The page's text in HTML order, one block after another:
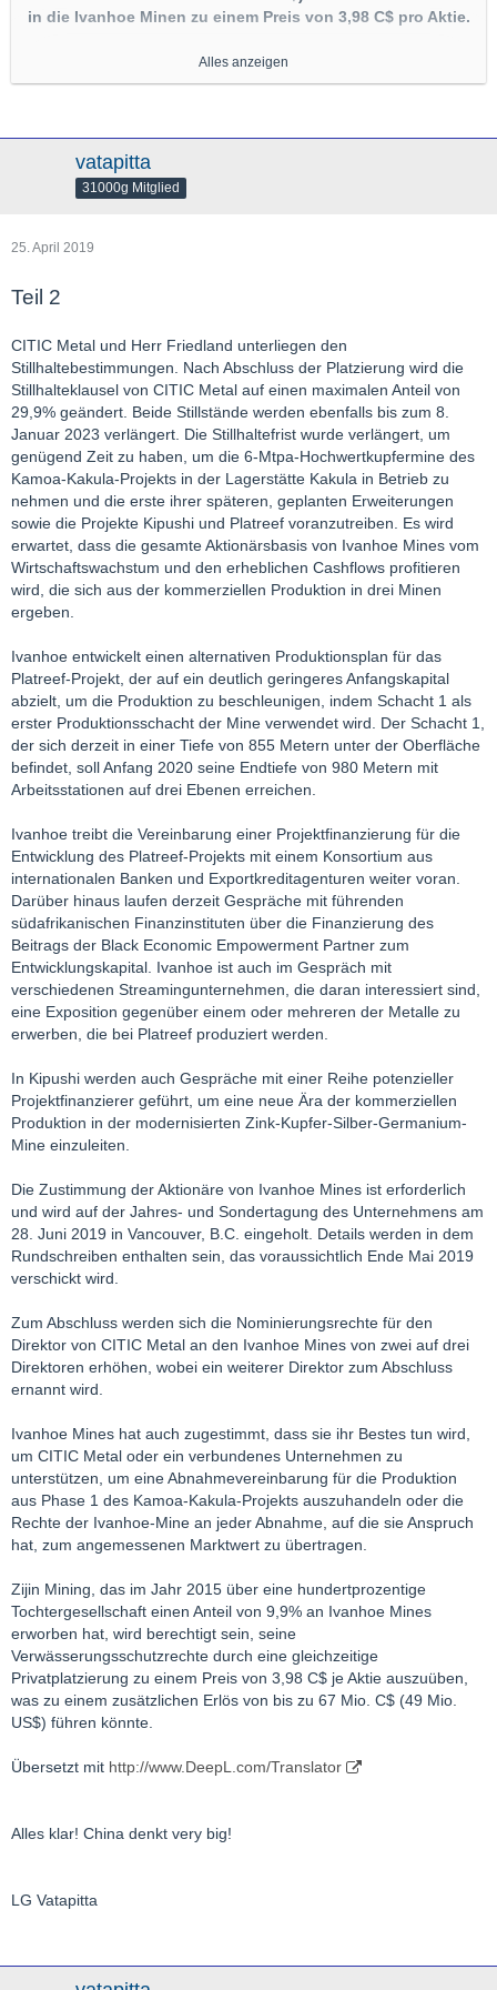
in die Ivanhoe Minen zu einem Preis von 3,98 C$ pro Aktie.
Die daraus resultierende Liquidität von 1,3 Milliarden C$ (1,0
Die zweite Großinvestition von CITIC Metal in weniger als einem
allen Projekten der Ivanhoe Mines im südlichen Afrika
Peking, China--(Newsfile Corp. - 25. April 2019) - Robert
(TSX: IVN) (OTCQX: IVPAF), gaben heute bekannt, dass CITIC
Metal Co. Ltd. (CITIC Metal) hat über seine Tochtergesellschaft
CITIC Metal Africa Investments Limited (CITIC Metal Africa)
zugesagt, weitere 612 Millionen C$ (ca. 454 Millionen US$) in
Ivanhoe Mines zu einem Preis von 3,98 C$ pro Aktie zu
investieren, was einer Prämie von 29% gegenüber dem letzten
Schlusskurs entspricht.
Die zweite Großinvestition von CITIC Metal in weniger als einem
Jahr wird zusammen mit dem aktuellen Kassenbestand von
Ivanhoe Mines von rund 512 Millionen US-Dollar den gesamten
Kassenbestand des Unternehmens auf rund 1,3 Milliarden US-
Dollar (1,0 Milliarden US-Dollar) erhöhen. Der Pro-forma-
der von Ivanhoe zu finanzierende Betrag von rund 540 Millionen
US-Dollar für den Bau der ersten sechs Millionen Tonnen pro
Jahr (6 Millionen Tonnen) schweren Hochwertkupfermine des
Kamoa-Kakula-Projekts auf der Lagerstätte Kakula in der
Demokratischen Republik Kongo (DRK).
Der Joint-Venture-Partner von Ivanhoe, die Zijin Mining Group,
an den anfänglichen Kapitalkosten der Mine zu übernehmen.
Ivanhoe und Zijin sind auch in Finanzierungsgesprächen mit
internationalen Exportkreditagenturen und
Ausrüstungsfinanzierern, was die Höhe der Mittel, die Ivanhoe
und Zijin zur Verfügung stellen müssten, erheblich verringern
könnte.
Die Investition in CITIC Metal wird voraussichtlich spätestens am
7. September 2019 abgeschlossen sein, viel früher als bei einer
typischen Projektfinanzierungsfazilität zu erwarten war. Dieser
voranzutreiben, ohne sich auf Projektfinanzierungen Dritter zu
verlassen und den Gebühren, Zinsen oder
Absicherungsanforderungen zu unterliegen, die typischerweise
mit Projektfinanzierungen verbunden sind.
Diese zweite Großinvestition von CITIC Metal, mit der die
Gesamtinvestition in Ivanhoe auf 1 Mrd. USD erhöht wird, wird
Ivanhoe in die Lage versetzen, ein führender Kupfer- und
Zinkhersteller in der Demokratischen Republik Kongo und ein
führender Hersteller von Platingruppenmetallen, Nickel und
Neben dem Kamoa-Kakula-Projekt modernisiert Ivanhoe in
Zusammenarbeit mit La Générale des Carrières et des Mines
(Gécamines) die historische Zink-Kupfer-Germanium-Silber-
entwickelt den Platreef-Palladium-Platin-Nickel-Kupfer-Gold-
Fund in Südafrika mit seinen breit angelegten, schwarzen
Empowerment-Partnern und einem japanischen Konsortium
unter der Führung der ITOCHU Corporation.
"CITIC Metal ist seit acht Monaten an den Ivanhoe Mines
wissen - dass das Kamoa-Kakula-Projekt zweifellos das beste
Kupfer-Entwicklungsprojekt der Welt ist", sagte Friedland.
"Die heute angekündigte Investition wird Ivanhoe komfortabel
mit dem Eigenkapitalkissen ausstatten, das erforderlich ist, um
die 6-Mtpa-Phase-1-Mine von Kamoa-Kakula in die Produktion
zu überführen. Noch wichtiger ist, dass es auch ein tiefes
Interessengruppen und Partner sowie in die vielversprechende
Republik Kongo noch in diesem Jahr bei den Projekten Kamoa-
"Wir sind nun in der Lage, unsere ersten beiden Minen ─ Kakula
oder zu erreichen. Ivanhoe ist auch in der Lage, seine
Alles anzeigen
vatapitta
31000g Mitglied
25. April 2019
Teil 2
CITIC Metal und Herr Friedland unterliegen den
Stillhaltebestimmungen. Nach Abschluss der Platzierung wird die
Stillhalteklausel von CITIC Metal auf einen maximalen Anteil von
29,9% geändert. Beide Stillstände werden ebenfalls bis zum 8.
Januar 2023 verlängert. Die Stillhaltefrist wurde verlängert, um
genügend Zeit zu haben, um die 6-Mtpa-Hochwertkupfermine des
Kamoa-Kakula-Projekts in der Lagerstätte Kakula in Betrieb zu
nehmen und die erste ihrer späteren, geplanten Erweiterungen
sowie die Projekte Kipushi und Platreef voranzutreiben. Es wird
erwartet, dass die gesamte Aktionärsbasis von Ivanhoe Mines vom
Wirtschaftswachstum und den erheblichen Cashflows profitieren
wird, die sich aus der kommerziellen Produktion in drei Minen
ergeben.
Ivanhoe entwickelt einen alternativen Produktionsplan für das
Platreef-Projekt, der auf ein deutlich geringeres Anfangskapital
abzielt, um die Produktion zu beschleunigen, indem Schacht 1 als
erster Produktionsschacht der Mine verwendet wird. Der Schacht 1,
der sich derzeit in einer Tiefe von 855 Metern unter der Oberfläche
befindet, soll Anfang 2020 seine Endtiefe von 980 Metern mit
Arbeitsstationen auf drei Ebenen erreichen.
Ivanhoe treibt die Vereinbarung einer Projektfinanzierung für die
Entwicklung des Platreef-Projekts mit einem Konsortium aus
internationalen Banken und Exportkreditagenturen weiter voran.
Darüber hinaus laufen derzeit Gespräche mit führenden
südafrikanischen Finanzinstituten über die Finanzierung des
Beitrags der Black Economic Empowerment Partner zum
Entwicklungskapital. Ivanhoe ist auch im Gespräch mit
verschiedenen Streamingunternehmen, die daran interessiert sind,
eine Exposition gegenüber einem oder mehreren der Metalle zu
erwerben, die bei Platreef produziert werden.
In Kipushi werden auch Gespräche mit einer Reihe potenzieller
Projektfinanzierer geführt, um eine neue Ära der kommerziellen
Produktion in der modernisierten Zink-Kupfer-Silber-Germanium-
Mine einzuleiten.
Die Zustimmung der Aktionäre von Ivanhoe Mines ist erforderlich
und wird auf der Jahres- und Sondertagung des Unternehmens am
28. Juni 2019 in Vancouver, B.C. eingeholt. Details werden in dem
Rundschreiben enthalten sein, das voraussichtlich Ende Mai 2019
verschickt wird.
Zum Abschluss werden sich die Nominierungsrechte für den
Direktor von CITIC Metal an den Ivanhoe Mines von zwei auf drei
Direktoren erhöhen, wobei ein weiterer Direktor zum Abschluss
ernannt wird.
Ivanhoe Mines hat auch zugestimmt, dass sie ihr Bestes tun wird,
um CITIC Metal oder ein verbundenes Unternehmen zu
unterstützen, um eine Abnahmevereinbarung für die Produktion
aus Phase 1 des Kamoa-Kakula-Projekts auszuhandeln oder die
Rechte der Ivanhoe-Mine an jeder Abnahme, auf die sie Anspruch
hat, zum angemessenen Marktwert zu übertragen.
Zijin Mining, das im Jahr 2015 über eine hundertprozentige
Tochtergesellschaft einen Anteil von 9,9% an Ivanhoe Mines
erworben hat, wird berechtigt sein, seine
Verwässerungsschutzrechte durch eine gleichzeitige
Privatplatzierung zu einem Preis von 3,98 C$ je Aktie auszuüben,
was zu einem zusätzlichen Erlös von bis zu 67 Mio. C$ (49 Mio.
US$) führen könnte.
Übersetzt mit http://www.DeepL.com/Translator
Alles klar! China denkt very big!
LG Vatapitta